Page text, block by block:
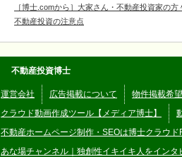
［博士.comから］大家さん・不動産投資家の方
不動産投資の注意点
不動産投資博士
運営会社 広告掲載について 物件掲載希望
クラウド動画作成ツール【メディア博士】
不動産ホームページ制作・SEOは博士クラウド
あな場チャンネル｜独創性イキイキ人をインタ